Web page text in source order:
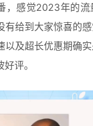
，感觉2023年的流
有给到大家惊喜的
以及超长优惠期确
评。